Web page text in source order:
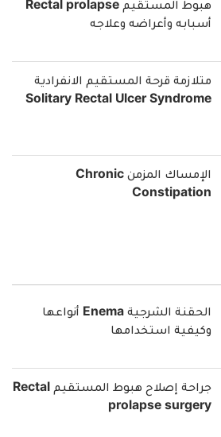
هبوط المستقيم Rectal prolapse
أسبابه وأعراضه وعلاجه
متلازمة قرحة المستقيم الانفرادية
Solitary Rectal Ulcer Syndrome
الإمساك المزمن Chronic
Constipation
الحقنة الشرجية Enema أنواعها
وكيفية استخدامها
جراحة إصلاح هبوط المستقيم Rectal
prolapse surgery